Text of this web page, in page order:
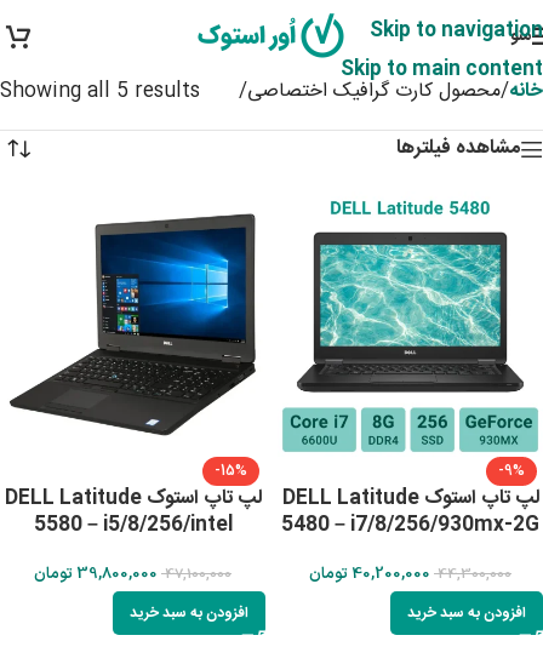
Skip to navigation
Skip to main content
منو
خانه/محصول کارت گرافیک اختصاصی/
Showing all 5 results
مشاهده فیلترها
-9%
لپ تاپ استوک DELL Latitude
5480 – i7/8/256/930mx-2G
44,300,000
40,200,000 تومان
افزودن به سبد خرید
-15%
لپ تاپ استوک DELL Latitude
5580 – i5/8/256/intel
47,100,000
39,800,000 تومان
افزودن به سبد خرید